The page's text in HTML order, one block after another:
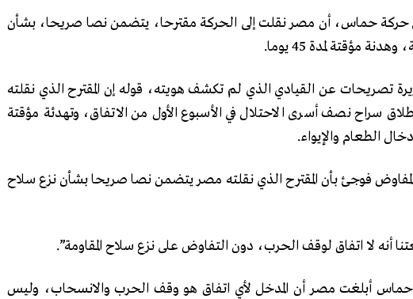
حماس، أن مصر نقلت إلى الحركة مقترحا، يتضمن نصا صريحا، بشأن
مؤقتة لمدة 45 يوما.
تصريحات عن القيادي الذي لم تكشف هويته، قوله إن المقترح الذي نقلته
سراح نصف أسرى الاحتلال في الأسبوع الأول من الاتفاق، وتهدئة مؤقتة
فوجئ بأن المقترح الذي نقلته مصر يتضمن نصا صريحا بشأن نزع سلاح
أنه لا اتفاق لوقف الحرب، دون التفاوض على نزع سلاح المقاومة”.
أبلغت مصر أن المدخل لأي اتفاق هو وقف الحرب والانسحاب، وليس